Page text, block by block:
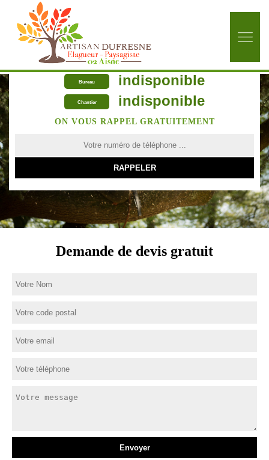
Bureau indisponible
Chantier indisponible
ON VOUS RAPPEL GRATUITEMENT
Demande de devis gratuit